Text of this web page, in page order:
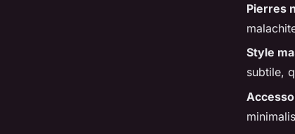
Pierres
Style
subtile,